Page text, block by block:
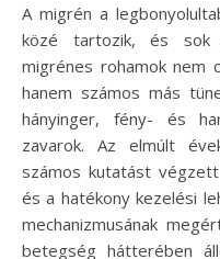
A migrén a legbonyolultabb neurológiai rendellenességek
közé tartozik, és sok
migrénes rohamok nem
hanem számos más
hányinger, fény- és
zavarok. Az elmúlt
számos kutatást
és a hatékony kezelési
mechanizmusának
betegség hátterében